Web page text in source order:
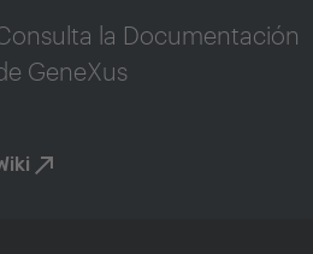
la Documentación
GeneXus